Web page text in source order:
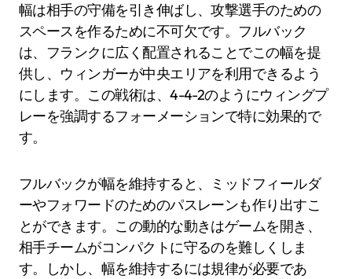
幅は相手の守備を引き伸ばし、攻撃選手のための
スペースを作るために不可欠です。フルバック
は、フランクに広く配置されることでこの幅を提
供し、ウィンガーが中央エリアを利用できるよう
にします。この戦術は、4-4-2のようにウィングプ
レーを強調するフォーメーションで特に効果的で
す。
フルバックが幅を維持すると、ミッドフィールダ
ーやフォワードのためのパスレーンも作り出すこ
とができます。この動的な動きはゲームを開き、
相手チームがコンパクトに守るのを難しくしま
す。しかし、幅を維持するには規律が必要であ